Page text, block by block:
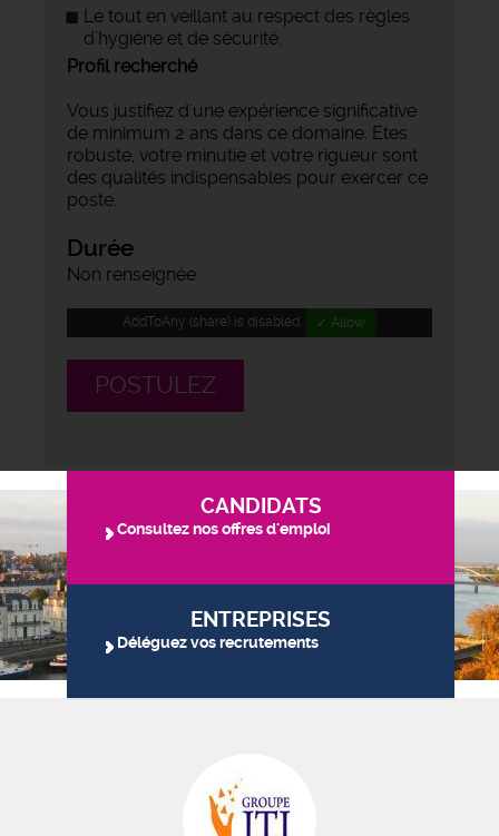
Le tout en veillant au respect des règles
d’hygiène et de sécurité.
Profil recherché
Vous justifiez d'une expérience significative
de minimum 2 ans dans ce domaine. Etes
robuste, votre minutie et votre rigueur sont
des qualités indispensables pour exercer ce
poste.
Durée
Non renseignée
AddToAny (share) is disabled. ✓ Allow
POSTULEZ
CANDIDATS
Consultez nos offres d'emploi
ENTREPRISES
Déléguez vos recrutements